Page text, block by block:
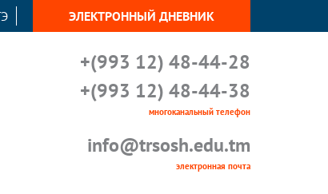
ЭЛЕКТРОННЫЙ ДНЕВНИК
+(993 12) 48-44-28
+(993 12) 48-44-38
многоканальный телефон
info@trsosh.edu.tm
электронная почта